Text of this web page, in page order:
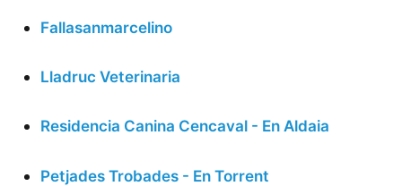
Fallasanmarcelino
Lladruc Veterinaria
Residencia Canina Cencaval - En Aldaia
Petjades Trobades - En Torrent